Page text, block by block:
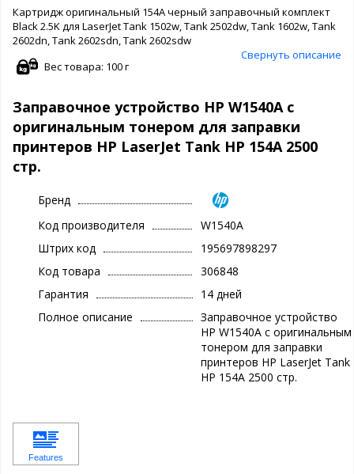
Картридж оригинальный 154A черный заправочный комплект
Black 2.5K для LaserJet Tank 1502w, Tank 2502dw, Tank 1602w, Tank
2602dn, Tank 2602sdn, Tank 2602sdw
Свернуть описание
Вес товара: 100 г
Заправочное устройство HP W1540A с
оригинальным тонером для заправки
принтеров HP LaserJet Tank HP 154A 2500
стр.
Бренд
Код производителя
W1540A
Штрих код
195697898297
Код товара
306848
Гарантия
14 дней
Полное описание
Заправочное устройство
HP W1540A с оригинальным
тонером для заправки
принтеров HP LaserJet Tank
HP 154A 2500 стр.